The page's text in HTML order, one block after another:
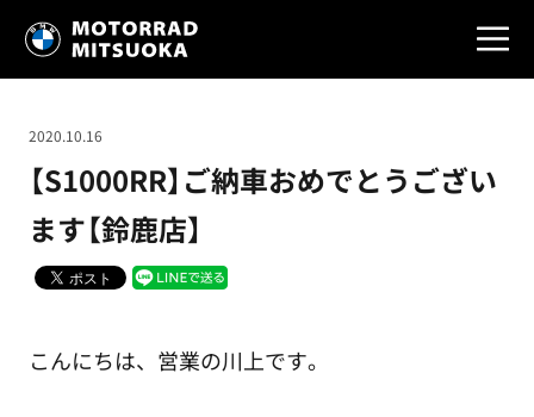
【S1000RR】ご納車おめでとうござい
ます【鈴鹿店】
2020.10.16
こんにちは、営業の川上です。